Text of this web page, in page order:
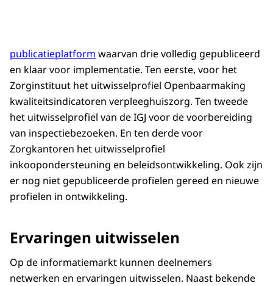
publicatieplatform waarvan drie volledig gepubliceerd
en klaar voor implementatie. Ten eerste, voor het
Zorginstituut het uitwisselprofiel Openbaarmaking
kwaliteitsindicatoren verpleeghuiszorg. Ten tweede
het uitwisselprofiel van de IGJ voor de voorbereiding
van inspectiebezoeken. En ten derde voor
Zorgkantoren het uitwisselprofiel
inkoopondersteuning en beleidsontwikkeling. Ook zijn
er nog niet gepubliceerde profielen gereed en nieuwe
profielen in ontwikkeling.
Ervaringen uitwisselen
Op de informatiemarkt kunnen deelnemers
netwerken en ervaringen uitwisselen. Naast bekende